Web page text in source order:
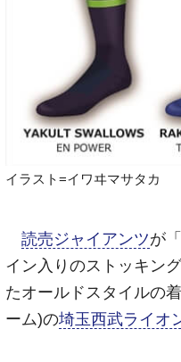
イラスト=イワヰマサタカ
読売ジャイアンツが
イン入りのストッキング
たオールドスタイルの
ーム)の埼玉西武ライオ